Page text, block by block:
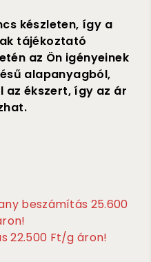
készleten, így a
tájékoztató
az Ön igényeinek
alapanyagból,
az ékszert, így az ár
beszámítás 25.600
22.500 Ft/g áron!